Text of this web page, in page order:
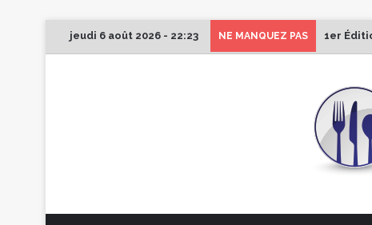
jeudi 6 août 2026 - 22:23 NE MANQUEZ PAS 1er